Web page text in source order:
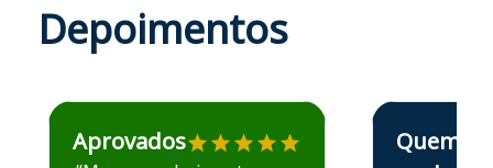
Depoimentos
Estudante José recomenda o Aprova Concursos em
Aprovados
Estudante Elais
Quem